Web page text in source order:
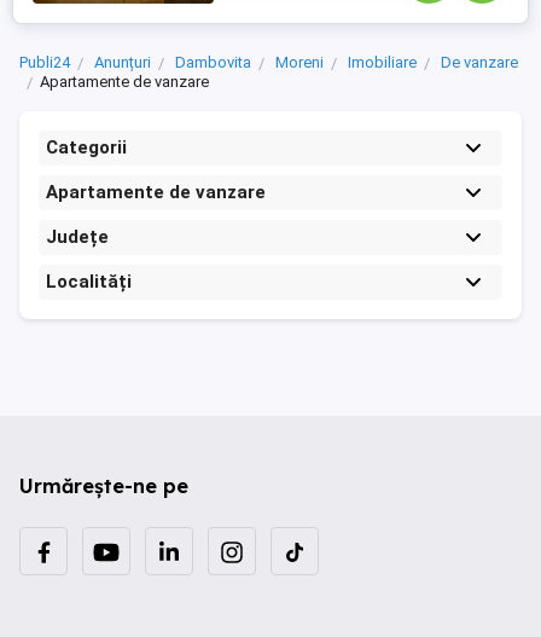
Publi24 Anunțuri Dambovita Moreni Imobiliare
De vanzare
Apartamente de vanzare
Categorii
Apartamente de vanzare
Județe
Localități
Urmărește-ne pe